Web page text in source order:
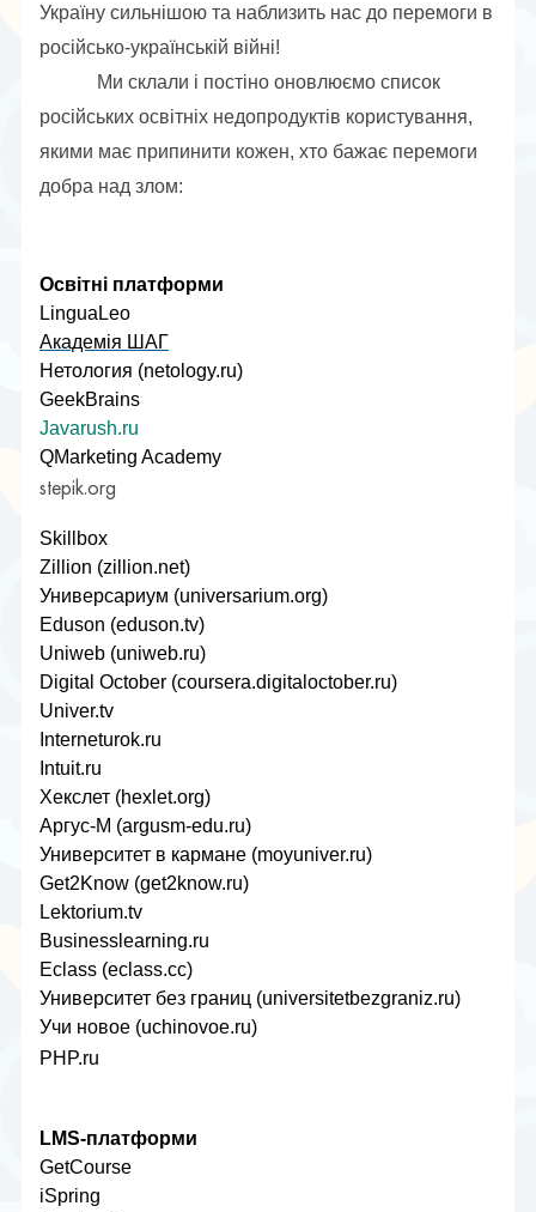
Україну сильнішою та наблизить нас до перемоги в
російсько-українській війні!
Ми склали і постіно оновлюємо список
російських освітніх недопродуктів користування,
якими має припинити кожен, хто бажає перемоги
добра над злом:
Освітні платформи
LinguaLeo
Академія ШАГ
Нетология (netology.ru)
GeekBrains
Javarush.ru
QMarketing Academy
stepik.org
Skillbox
Zillion (zillion.net)
Универсариум (universarium.org)
Eduson (eduson.tv)
Uniweb (uniweb.ru)
Digital October (coursera.digitaloctober.ru)
Univer.tv
Interneturok.ru
Intuit.ru
Хекслет (hexlet.org)
Аргус-М (argusm-edu.ru)
Университет в кармане (moyuniver.ru)
Get2Know (get2know.ru)
Lektorium.tv
Businesslearning.ru
Eclass (eclass.cc)
Университет без границ (universitetbezgraniz.ru)
Учи новое (uchinovoe.ru)
PHP.ru
LMS-платформи
GetCourse
iSpring